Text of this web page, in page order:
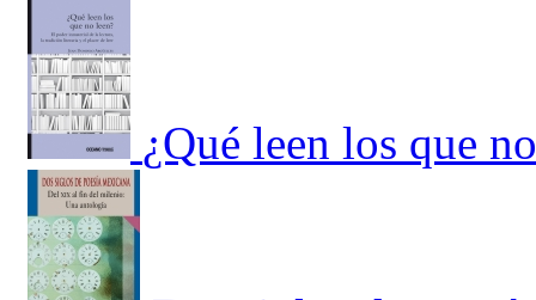
¿Qué leen los que